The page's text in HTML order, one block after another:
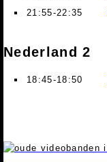
21:55-22:35
Nederland 2
18:45-18:50